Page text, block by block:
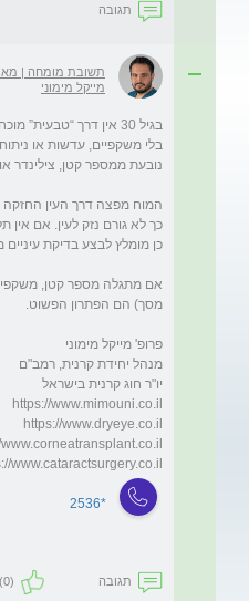
תגובה
תשובת מומחה |
מייקל מימוני
בגיל 30 אין דרך
המוח מפצה דרך העין החזקה
כך לא גורם נזק לעין. אם אין
אם מתגלה מספר קטן,
www.cataractsurgery.co.il
*2536
תגובה (0)